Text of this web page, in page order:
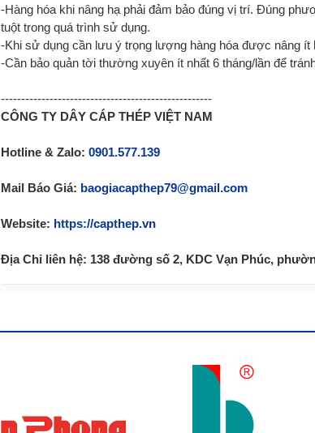
-Hàng hóa khi nâng hạ phải đảm bảo đúng vị trí. Đúng
tuột trong quá trình sử dụng.
-Khi sử dụng cần lưu ý trọng lượng hàng hóa được nâng ít
-Cần bảo quản tời thường xuyên ít nhất 6 tháng/lần để
----------------------------------------------------
CÔNG TY DÂY CÁP THÉP VIỆT NAM
Hotline & Zalo: 0901.577.139
Mail Báo Giá: baogiacapthep79@gmail.com
Website: https://capthep.vn
Địa Chỉ liên hệ: 138 đường số 2, KDC Vạn Phúc,